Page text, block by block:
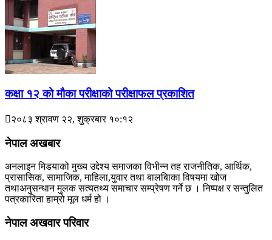
कक्षा १२ को मौका परीक्षाको परीक्षाफल प्रकाशित
२०८३ श्रावण २२, शुक्रबार १०:१२
नेपाल अखबार
अनलाइन मिडयाको मुख्य उद्देश्य समाजका विभीन्न तह राजनीतिक, आर्थिक,
प्रासासिक, सामाजिक, माहिला,युवार तथा बालबािका विषयमा खोज
तथाअनुसन्धान मुलक सत्यतथ्य समाचार सम्प्रेषण गर्ने छ । निष्पक्ष र सन्तुलित
पत्रकारिता हाम्रो मूल धर्म हो ।
नेपाल अखवार परिवार